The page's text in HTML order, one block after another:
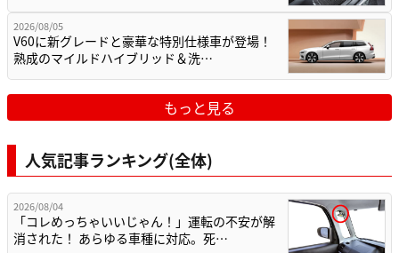
2026/08/05
V60に新グレードと豪華な特別仕様車が登場！
熟成のマイルドハイブリッド＆洗…
もっと見る
人気記事ランキング(全体)
2026/08/04
「コレめっちゃいいじゃん！」運転の不安が解
消された！ あらゆる車種に対応。死…